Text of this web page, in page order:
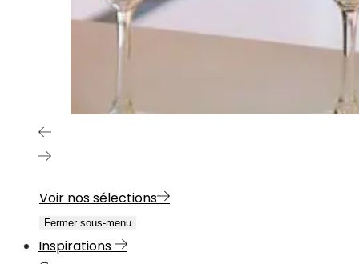
Voir nos sélections
Fermer sous-menu
Inspirations